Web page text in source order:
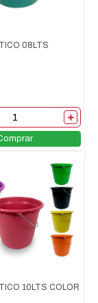
08LTS
10LTS COLOR